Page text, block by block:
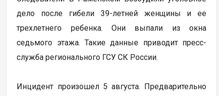
дело после гибели 39-летней женщины и ее
трехлетнего ребенка. Они выпали из окна
седьмого этажа. Такие данные приводит пресс-
служба регионального ГСУ СК России.
Инцидент произошел 5 августа. Предварительно